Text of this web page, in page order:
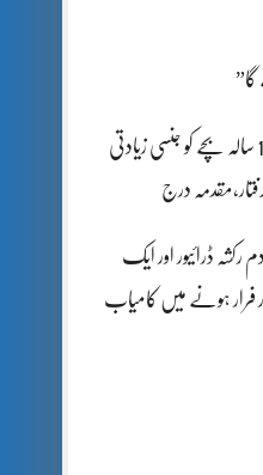
جہلم پولیس کی کارروائی،10 سالہ بچے کو جنسی زیادتی
درج
رکشہ ڈرائیور اور ایک
فرار ہونے میں کامیاب